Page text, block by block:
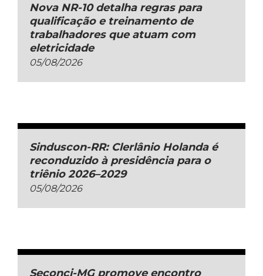
Nova NR-10 detalha regras para
qualificação e treinamento de
trabalhadores que atuam com
eletricidade
05/08/2026
Sinduscon-RR: Clerlânio Holanda é
reconduzido à presidência para o
triênio 2026–2029
05/08/2026
Seconci-MG promove encontro